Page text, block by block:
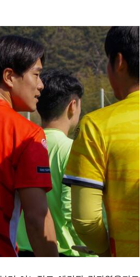
어느정도 예견된 결과였을지도
국외대를 차례로 상대했다. 초당
기에서 모두 승리하며 조 선두로
강에서 김포대를 2-0으로 꺾으며